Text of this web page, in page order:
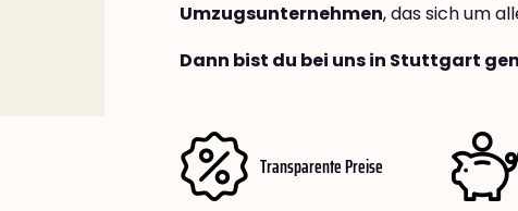
Umzugsunternehmen, das sich um
Dann bist du bei uns in Stuttgart
Transparente Preise